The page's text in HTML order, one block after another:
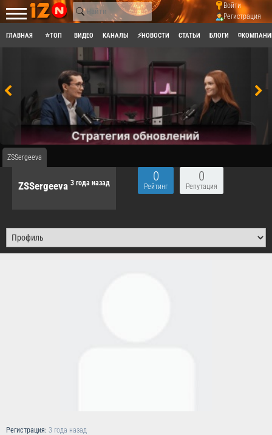
Войти
Регистрация
ГЛАВНАЯ ⭐ТОП ВИДЕО КАНАЛЫ ⚡НОВОСТИ СТАТЬИ БЛОГИ
ZSSergeeva
ZSSergeeva 3 года назад 0
Репутация
0
Рейтинг
Регистрация: 3 года назад